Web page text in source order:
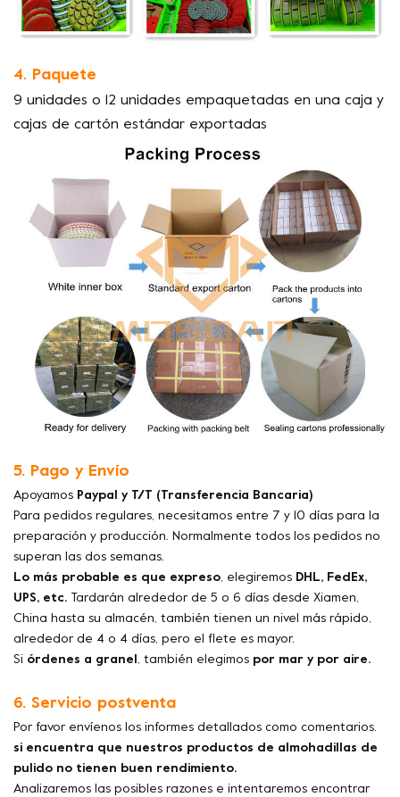
4. Paquete
9 unidades o 12 unidades empaquetadas en una caja y
cajas de cartón estándar exportadas
5. Pago y Envío
Apoyamos Paypal y T/T (Transferencia Bancaria)
Para pedidos regulares, necesitamos entre 7 y 10 días para la
preparación y producción. Normalmente todos los pedidos no
superan las dos semanas.
Lo más probable es que expreso, elegiremos DHL, FedEx,
UPS, etc. Tardarán alrededor de 5 o 6 días desde Xiamen,
China hasta su almacén, también tienen un nivel más rápido,
alrededor de 4 o 4 días, pero el flete es mayor.
Si órdenes a granel , también elegimos por mar y por aire.
6. Servicio postventa
Por favor envíenos los informes detallados como comentarios.
si encuentra que nuestros productos de almohadillas de
pulido no tienen buen rendimiento.
Analizaremos las posibles razones e intentaremos encontrar